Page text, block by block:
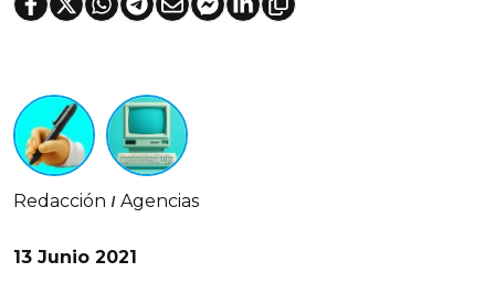
Redacción | Agencias
13 Junio 2021